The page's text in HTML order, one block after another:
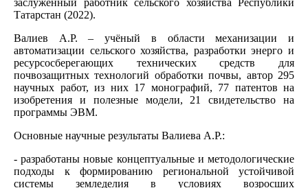
Татарстан (2022).
Валиев А.Р. – учёный в области механизации и
автоматизации сельского хозяйства, разработки энерго и
ресурсосберегающих технических средств для
почвозащитных технологий обработки почвы, автор 295
научных работ, из них 17 монографий, 77 патентов на
изобретения и полезные модели, 21 свидетельство на
программы ЭВМ.
Основные научные результаты Валиева А.Р.:
- разработаны новые концептуальные и методологические
подходы к формированию региональной устойчивой
системы земледелия в условиях возросших